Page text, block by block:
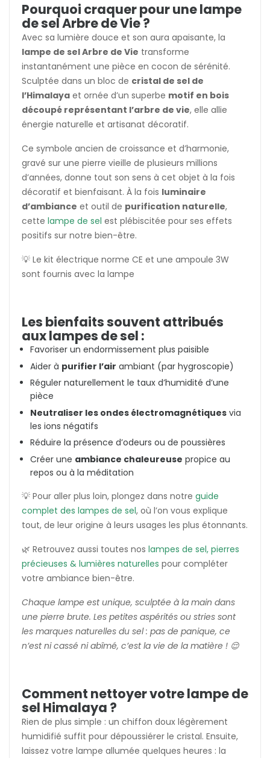
Pourquoi craquer pour une lampe
de sel Arbre de Vie ?
Avec sa lumière douce et son aura apaisante, la
lampe de sel Arbre de Vie transforme
instantanément une pièce en cocon de sérénité.
Sculptée dans un bloc de cristal de sel de
l’Himalaya et ornée d’un superbe motif en bois
découpé représentant l’arbre de vie, elle allie
énergie naturelle et artisanat décoratif.
Ce symbole ancien de croissance et d’harmonie,
gravé sur une pierre vieille de plusieurs millions
d’années, donne tout son sens à cet objet à la fois
décoratif et bienfaisant. À la fois luminaire
d’ambiance et outil de purification naturelle,
cette lampe de sel est plébiscitée pour ses effets
positifs sur notre bien-être.
💡 Le kit électrique norme CE et une ampoule 3W
sont fournis avec la lampe
Les bienfaits souvent attribués
aux lampes de sel :
Favoriser un endormissement plus paisible
Aider à purifier l’air ambiant (par hygroscopie)
Réguler naturellement le taux d’humidité d’une
pièce
Neutraliser les ondes électromagnétiques via
les ions négatifs
Réduire la présence d’odeurs ou de poussières
Créer une ambiance chaleureuse propice au
repos ou à la méditation
💡 Pour aller plus loin, plongez dans notre guide
complet des lampes de sel, où l’on vous explique
tout, de leur origine à leurs usages les plus étonnants.
🌿 Retrouvez aussi toutes nos lampes de sel, pierres
précieuses & lumières naturelles pour compléter
votre ambiance bien-être.
Chaque lampe est unique, sculptée à la main dans
une pierre brute. Les petites aspérités ou stries sont
les marques naturelles du sel : pas de panique, ce
n’est ni cassé ni abîmé, c’est la vie de la matière ! 😌
Comment nettoyer votre lampe de
sel Himalaya ?
Rien de plus simple : un chiffon doux légèrement
humidifié suffit pour dépoussiérer le cristal. Ensuite,
laissez votre lampe allumée quelques heures : la